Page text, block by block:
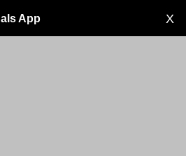
X
App